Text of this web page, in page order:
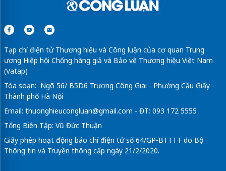
Tạp chí điện tử Thương hiệu và Công luận của cơ quan Trung
ương Hiệp hội Chống hàng giả và Bảo vệ Thương hiệu Việt Nam
(Vatap)
Tòa soạn: Ngõ 56/ B5D6 Trương Công Giai - Phường Cầu Giấy -
Thành phố Hà Nội
Email: thuonghieucongluan@gmail.com - ĐT: 093 172 5555
Tổng Biên Tập: Vũ Đức Thuận
Giấy phép hoạt động báo chí điện tử số 64/GP-BTTTT do Bộ
Thông tin và Truyền thông cấp ngày 21/2/2020.